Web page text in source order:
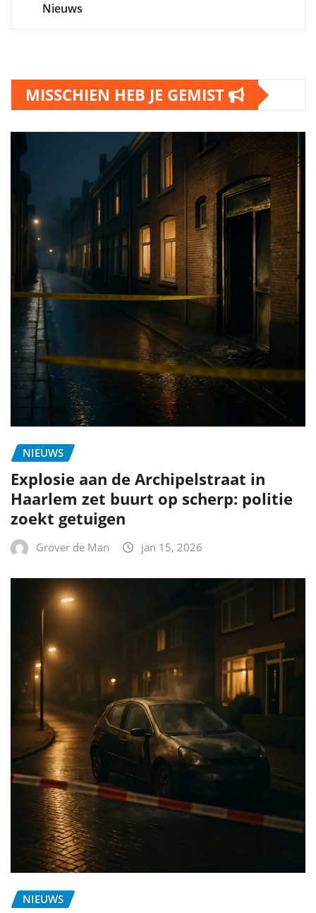
Nieuws
MISSCHIEN HEB JE GEMIST
NIEUWS
Explosie aan de Archipelstraat in
Haarlem zet buurt op scherp: politie
zoekt getuigen
Grover de Man jan 15, 2026
NIEUWS